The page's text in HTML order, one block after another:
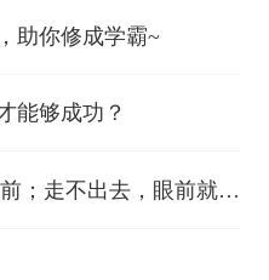
助你修成学霸~
能够成功？
；走不出去，眼前就是